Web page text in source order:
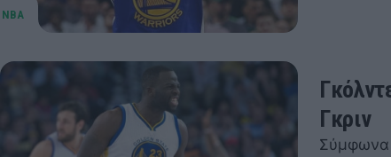
Γκριν
Σύμφωνα